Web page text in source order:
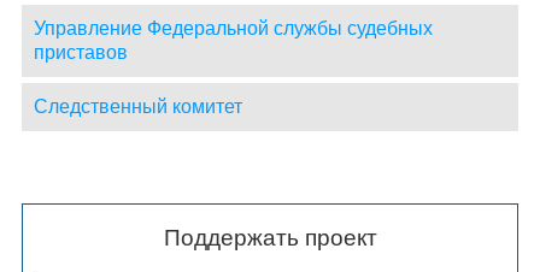
Управление Федеральной службы судебных
приставов
Следственный комитет
Поддержать проект